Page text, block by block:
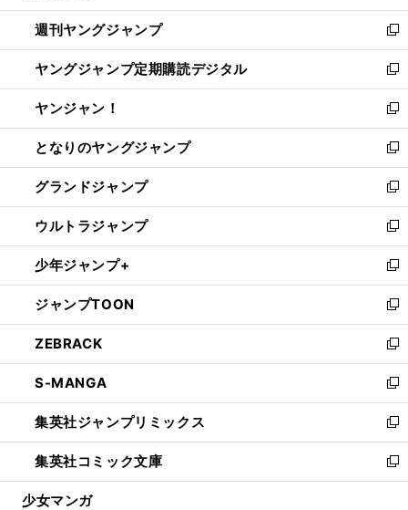
開
く
ウ
で
開
く
ン
ド
ウ
で
開
く
ウ
ィ
ン
ド
ウ
で
開
く
週刊ヤングジャンプ
新
し
い
ウ
ィ
ン
ド
ウ
で
開
く
ヤングジャンプ定期購読デジタル
新
し
い
ウ
ィ
ン
ド
ウ
で
開
く
ヤンジャン！
新
し
い
ウ
ィ
ン
ド
ウ
で
開
く
となりのヤングジャンプ
新
し
い
ウ
ィ
ン
ド
ウ
で
開
く
グランドジャンプ
新
し
い
ウ
ィ
ン
ド
ウ
で
開
く
ウルトラジャンプ
新
し
い
ウ
ィ
ン
ド
ウ
で
開
く
少年ジャンプ+
新
し
い
ウ
ィ
ン
ド
ウ
で
開
く
ジャンプTOON
新
し
い
ウ
ィ
ン
ド
ウ
で
開
ZEBRACK
新
し
い
ウ
ィ
ン
ド
ウ
S-MANGA
新
し
い
ウ
ィ
ン
集英社ジャンプリミックス
新
し
い
ウ
集英社コミック文庫
新
し
少女マンガ